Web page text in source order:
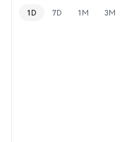
1D 7D 1M 3M